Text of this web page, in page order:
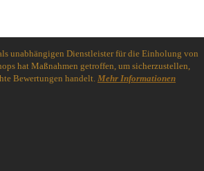
unabhängigen Dienstleister für die Einholung von
hat Maßnahmen getroffen, um sicherzustellen,
Bewertungen handelt.Mehr Informationen